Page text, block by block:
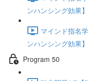
ンハンシング効果
マインド指名
ンハンシング効果
Program 50